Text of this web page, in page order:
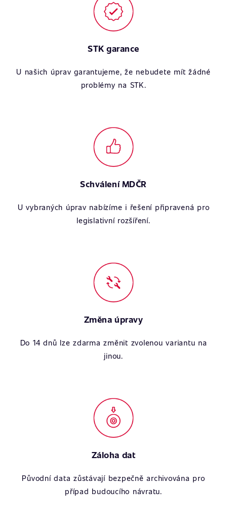
STK garance
U našich úprav garantujeme, že nebudete mít žádné
problémy na STK.
Schválení MDČR
U vybraných úprav nabízíme i řešení připravená pro
legislativní rozšíření.
Změna úpravy
Do 14 dnů lze zdarma změnit zvolenou variantu na
jinou.
Záloha dat
Původní data zůstávají bezpečně archivována pro
případ budoucího návratu.